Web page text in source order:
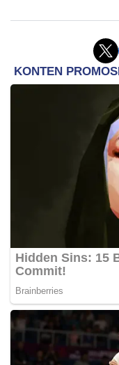
Rumah makan
aneka kuliner
internasional
selera.
Tak ketinggalan,
membuat
waktu lebih
harus khawatir